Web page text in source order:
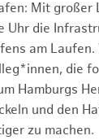
Mit großer
Uhr die
am
die
Hamburgs
und den
zu machen.